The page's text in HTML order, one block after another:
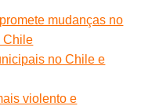
mudanças no
Chile
no Chile e
violento e